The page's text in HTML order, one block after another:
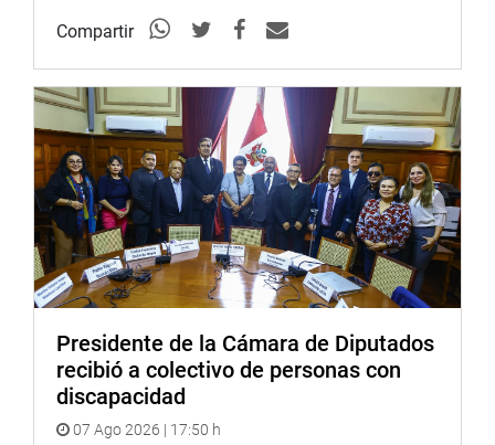
generales del Comando Logístico del Ejército, general Luis
Lengua Ormeño y el general Óscar Retto Otero. (JSR)
PRENSA CONGRESO
Compartir
Presidente de la Cámara de Diputados
recibió a colectivo de personas con
discapacidad
07 Ago 2026 | 17:50 h